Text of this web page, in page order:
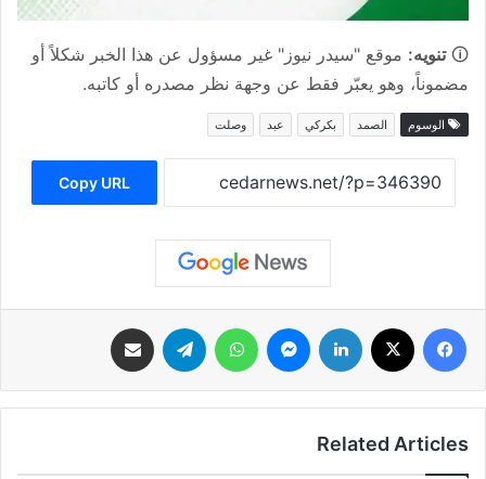
🛈تنويه: موقع "سيدر نيوز" غير مسؤول عن هذا الخبر شكلاً أو
مضموناً، وهو يعبّر فقط عن وجهة نظر مصدره أو كاتبه.
الوسوم الصمد بكركي عبد وصلت
Copy URL
فيسبوك لينكدإن ماسنجر واتساب تيلقرام
Related Articles